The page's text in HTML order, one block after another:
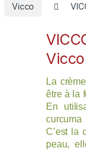
Vicco
Vicco
La
être à la
En
curcuma
C’est la
peau,